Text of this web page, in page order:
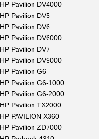
HP Pavilion DV4000
HP Pavilion DV5
HP Pavilion DV6
HP Pavilion DV6000
HP Pavilion DV7
HP Pavilion DV9000
HP Pavilion G6
HP Pavilion G6-1000
HP Pavilion G6-2000
HP Pavilion TX2000
HP PAVILION X360
HP Pavilion ZD7000